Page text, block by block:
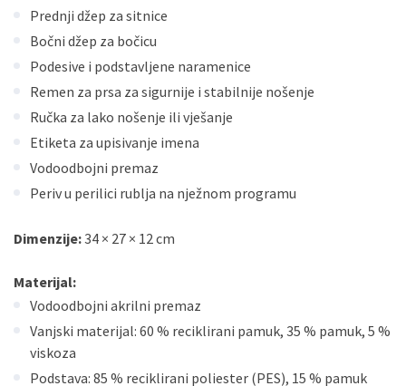
Prednji džep za sitnice
Bočni džep za bočicu
Podesive i podstavljene naramenice
Remen za prsa za sigurnije i stabilnije nošenje
Ručka za lako nošenje ili vješanje
Etiketa za upisivanje imena
Vodoodbojni premaz
Periv u perilici rublja na nježnom programu
Dimenzije:34 × 27 × 12 cm
Materijal:
Vodoodbojni akrilni premaz
Vanjski materijal: 60 % reciklirani pamuk, 35 % pamuk, 5 %
viskoza
Podstava: 85 % reciklirani poliester (PES), 15 % pamuk